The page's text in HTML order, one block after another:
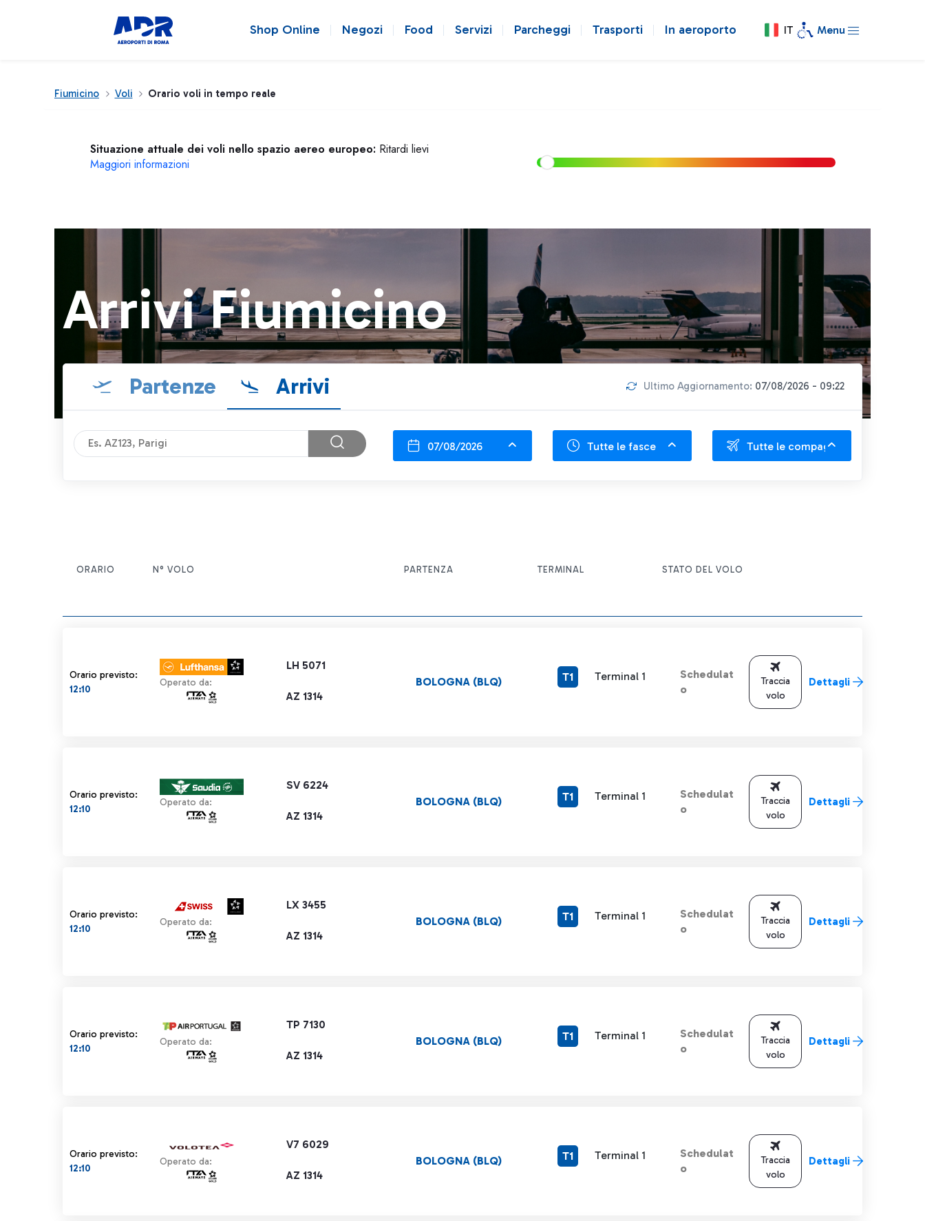
Shop Online Negozi Food Servizi Parcheggi Trasporti In aeroporto IT Menu
Fiumicino Voli Orario voli in tempo reale
Situazione attuale dei voli nello spazio aereo europeo: Ritardi lievi
Maggiori informazioni
Arrivi Fiumicino
Partenze Arrivi Ultimo Aggiornamento: 07/08/2026 - 09:22
07/08/2026 Tutte le fasce Tutte le compagnie
ORARIO N° VOLO PARTENZA TERMINAL STATO DEL VOLO
Orario previsto:
12:10
LH 5071
Operato da:
AZ 1314
BOLOGNA (BLQ) T1 Terminal 1
Schedulat
o
Traccia
volo
Dettagli
Orario previsto:
12:10
SV 6224
Operato da:
AZ 1314
BOLOGNA (BLQ) T1 Terminal 1
Schedulat
o
Traccia
volo
Dettagli
Orario previsto:
12:10
LX 3455
Operato da:
AZ 1314
BOLOGNA (BLQ) T1 Terminal 1
Schedulat
o
Traccia
volo
Dettagli
Orario previsto:
12:10
TP 7130
Operato da:
AZ 1314
BOLOGNA (BLQ) T1 Terminal 1
Schedulat
o
Traccia
volo
Dettagli
Orario previsto:
12:10
V7 6029
Operato da:
AZ 1314
BOLOGNA (BLQ) T1 Terminal 1
Schedulat
o
Traccia
volo
Dettagli